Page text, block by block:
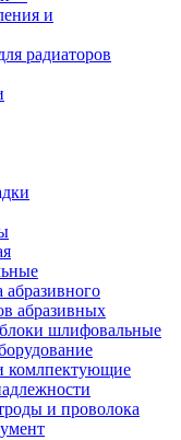
и
радиаторов
абразивного
абразивных
шлифовальные
комлпектующие
и проволока